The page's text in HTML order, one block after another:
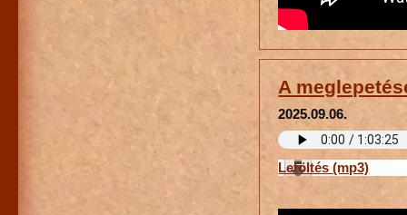
A
2025.09.06.
Letöltés (mp3)